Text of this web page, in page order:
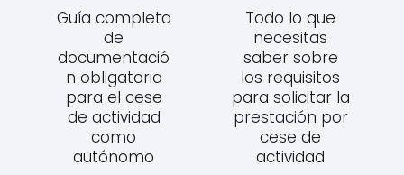
Guía completa
de
documentació
n obligatoria
para el cese
de actividad
como
autónomo
Todo lo que
necesitas
saber sobre
los requisitos
para solicitar la
prestación por
cese de
actividad